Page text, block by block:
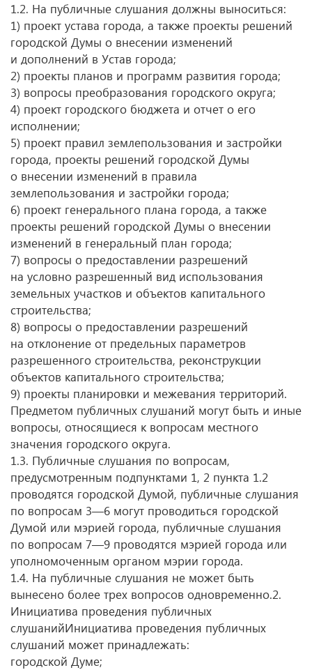
1.2. На публичные слушания должны выноситься:
1) проект устава города, а также проекты решений
городской Думы о внесении изменений
и дополнений в Устав города;
2) проекты планов и программ развития города;
3) вопросы преобразования городского округа;
4) проект городского бюджета и отчет о его
исполнении;
5) проект правил землепользования и застройки
города, проекты решений городской Думы
о внесении изменений в правила
землепользования и застройки города;
6) проект генерального плана города, а также
проекты решений городской Думы о внесении
изменений в генеральный план города;
7) вопросы о предоставлении разрешений
на условно разрешенный вид использования
земельных участков и объектов капитального
строительства;
8) вопросы о предоставлении разрешений
на отклонение от предельных параметров
разрешенного строительства, реконструкции
объектов капитального строительства;
9) проекты планировки и межевания территорий.
Предметом публичных слушаний могут быть и иные
вопросы, относящиеся к вопросам местного
значения городского округа.
1.3. Публичные слушания по вопросам,
предусмотренным подпунктами 1, 2 пункта 1.2
проводятся городской Думой, публичные слушания
по вопросам 3—6 могут проводиться городской
Думой или мэрией города, публичные слушания
по вопросам 7—9 проводятся мэрией города или
уполномоченным органом мэрии города.
1.4. На публичные слушания не может быть
вынесено более трех вопросов одновременно.2.
Инициатива проведения публичных
слушанийИнициатива проведения публичных
слушаний может принадлежать:
городской Думе;